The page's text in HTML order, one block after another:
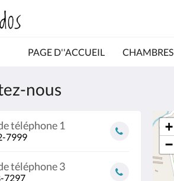
PAGE D''ACCUEIL CHAMBRES
nous
téléphone 1
7999
téléphone 3
7297
+
−